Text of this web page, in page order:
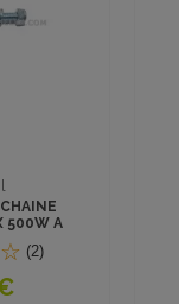
MOTOS
(59)